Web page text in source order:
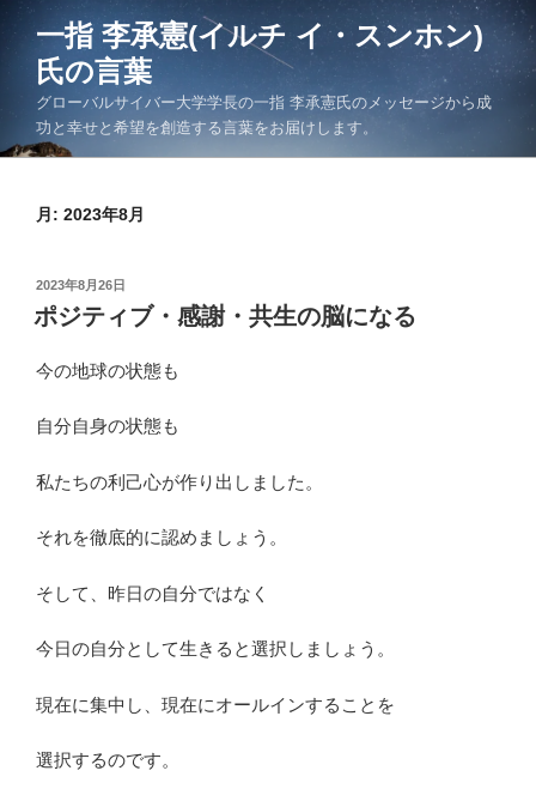
へ
一指 李承憲(イルチ イ・スンホン)
氏の言葉
グローバルサイバー大学学長の一指 李承憲氏のメッセージから成
功と幸せと希望を創造する言葉をお届けします。
月: 2023年8月
投
稿
日:
2023年8月26日
ポジティブ・感謝・共生の脳になる
今の地球の状態も
自分自身の状態も
私たちの利己心が作り出しました。
それを徹底的に認めましょう。
そして、昨日の自分ではなく
今日の自分として生きると選択しましょう。
現在に集中し、現在にオールインすることを
選択するのです。